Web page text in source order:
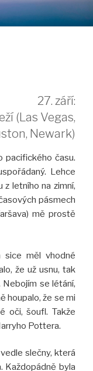
27. září:
(Las Vegas,
Newark)
pacifického času.
Lehce
z letního na zimní,
pásmech
mě prostě
měl vhodné
že už usnu, tak
se létání,
houpalo, že se mi
oči, šoufl. Takže
Pottera.
slečny, která
Každopádně byla